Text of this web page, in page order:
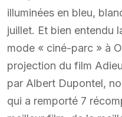
illuminées en bleu,
juillet. Et bien entendu
mode « ciné-parc » à
projection du film
par Albert Dupontel,
qui a remporté 7